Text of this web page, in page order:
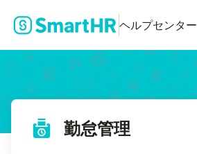
ヘルプセンター
勤怠管理